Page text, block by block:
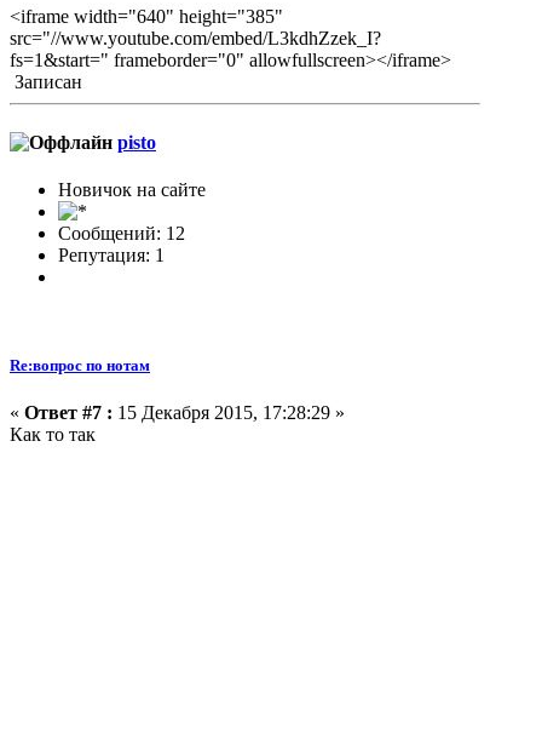
<iframe width="640" height="385"
src="//www.youtube.com/embed/L3kdhZzek_I?
fs=1&start=" frameborder="0" allowfullscreen></iframe>
Записан
pisto
Новичок на сайте
Сообщений: 12
Репутация: 1
Re:вопрос по нотам
« Ответ #7 : 15 Декабря 2015, 17:28:29 »
Как то так